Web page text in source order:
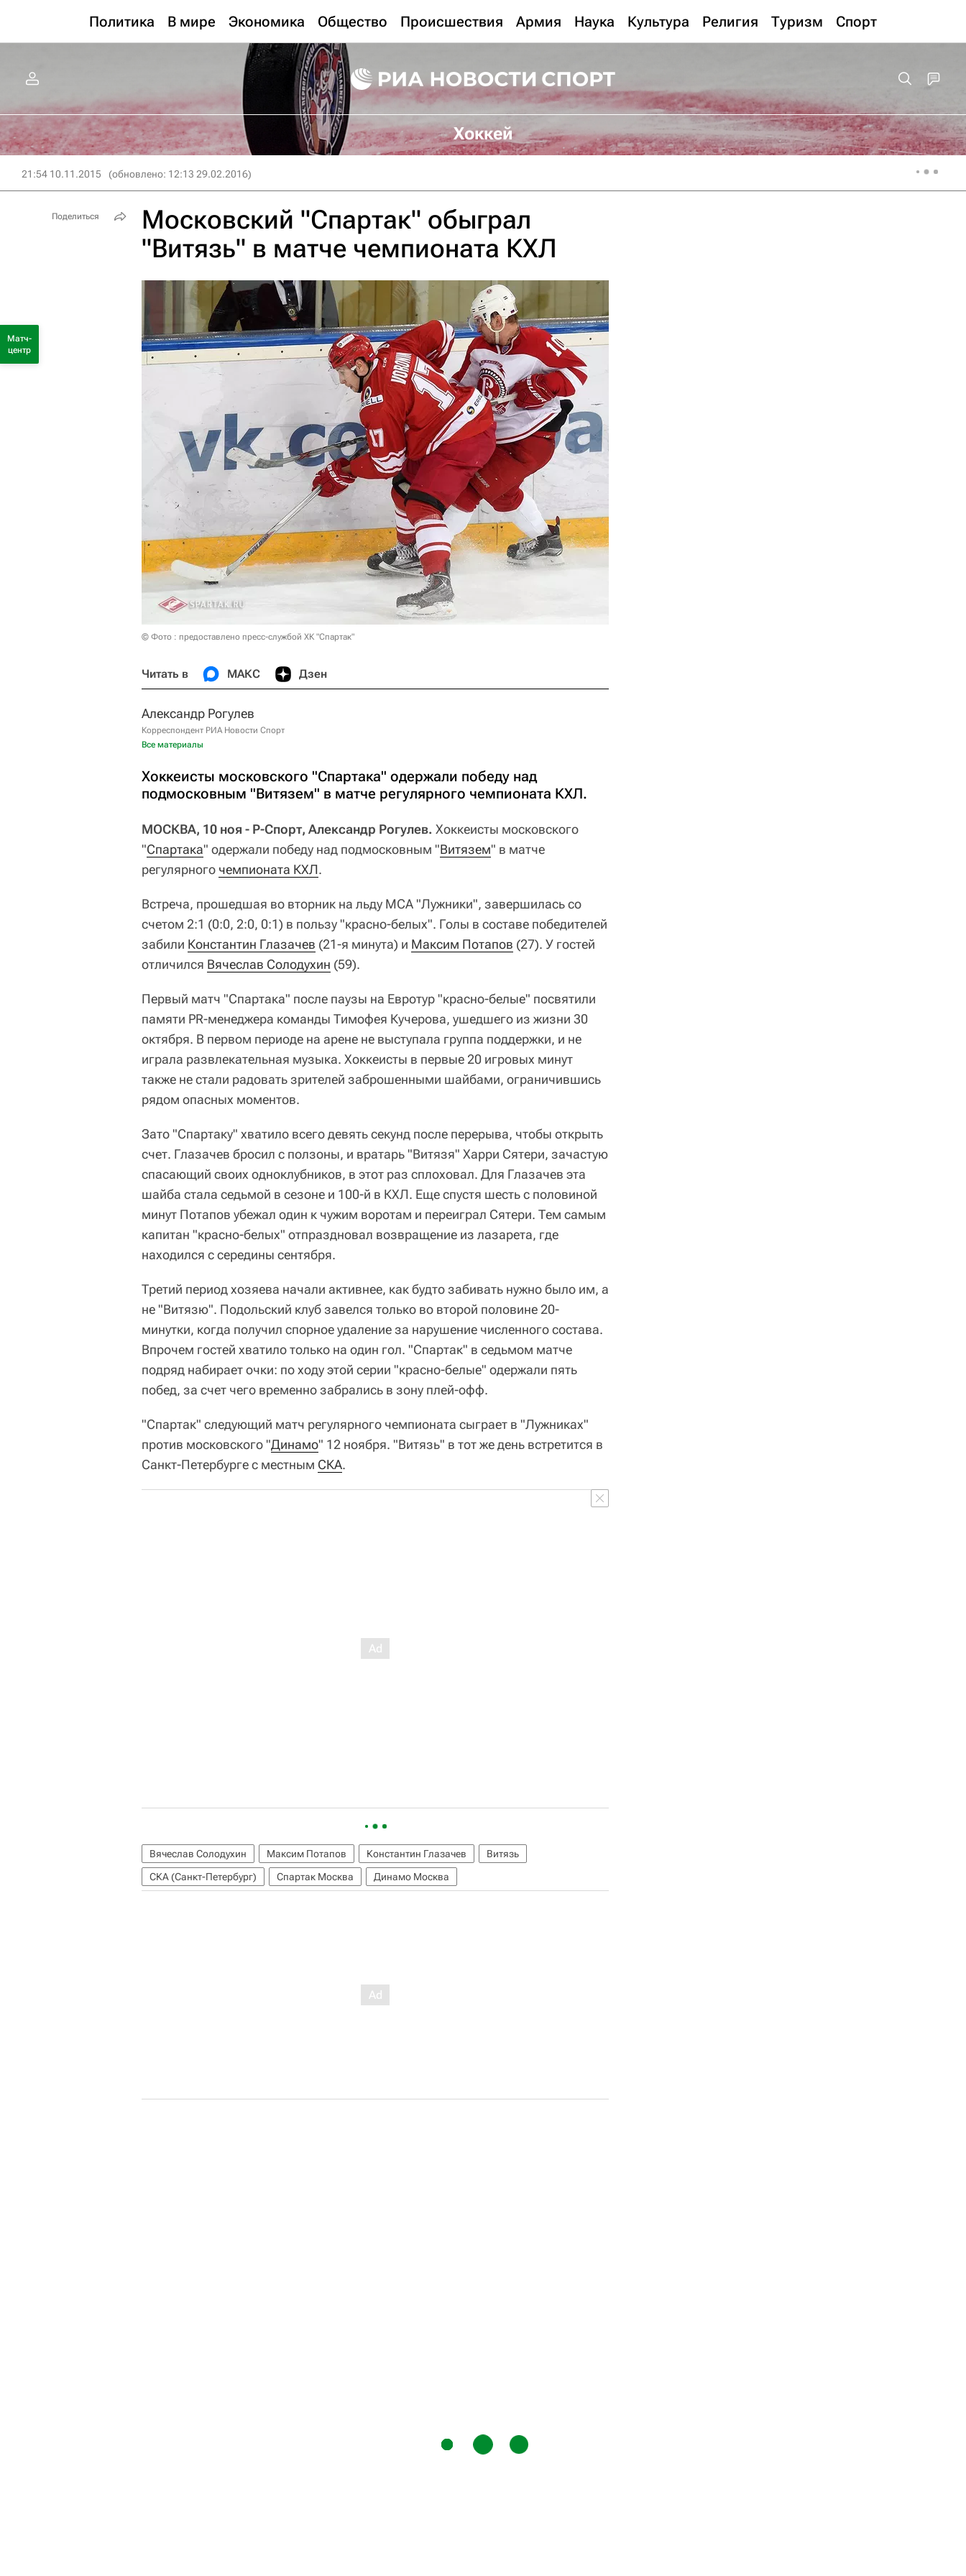
Политика В мире Экономика Общество Происшествия Армия Наука Культура Религия Туризм Спорт
Хоккей
21:54 10.11.2015 (обновлено: 12:13 29.02.2016)
Московский "Спартак" обыграл
"Витязь" в матче чемпионата КХЛ
© Фото : предоставлено пресс-службой ХК "Спартак"
Читать в МАКС Дзен
Александр Рогулев
Корреспондент РИА Новости Спорт
Все материалы
Хоккеисты московского "Спартака" одержали победу над
подмосковным "Витязем" в матче регулярного чемпионата КХЛ.
МОСКВА, 10 ноя - Р-Спорт, Александр Рогулев. Хоккеисты московского
"Спартака" одержали победу над подмосковным "Витязем" в матче
регулярного чемпионата КХЛ.
Встреча, прошедшая во вторник на льду МСА "Лужники", завершилась со
счетом 2:1 (0:0, 2:0, 0:1) в пользу "красно-белых". Голы в составе победителей
забили Константин Глазачев (21-я минута) и Максим Потапов (27). У гостей
отличился Вячеслав Солодухин (59).
Первый матч "Спартака" после паузы на Евротур "красно-белые" посвятили
памяти PR-менеджера команды Тимофея Кучерова, ушедшего из жизни 30
октября. В первом периоде на арене не выступала группа поддержки, и не
играла развлекательная музыка. Хоккеисты в первые 20 игровых минут
также не стали радовать зрителей заброшенными шайбами, ограничившись
рядом опасных моментов.
Зато "Спартаку" хватило всего девять секунд после перерыва, чтобы открыть
счет. Глазачев бросил с ползоны, и вратарь "Витязя" Харри Сятери, зачастую
спасающий своих одноклубников, в этот раз сплоховал. Для Глазачев эта
шайба стала седьмой в сезоне и 100-й в КХЛ. Еще спустя шесть с половиной
минут Потапов убежал один к чужим воротам и переиграл Сятери. Тем самым
капитан "красно-белых" отпраздновал возвращение из лазарета, где
находился с середины сентября.
Третий период хозяева начали активнее, как будто забивать нужно было им, а
не "Витязю". Подольский клуб завелся только во второй половине 20-
минутки, когда получил спорное удаление за нарушение численного состава.
Впрочем гостей хватило только на один гол. "Спартак" в седьмом матче
подряд набирает очки: по ходу этой серии "красно-белые" одержали пять
побед, за счет чего временно забрались в зону плей-офф.
"Спартак" следующий матч регулярного чемпионата сыграет в "Лужниках"
против московского "Динамо" 12 ноября. "Витязь" в тот же день встретится в
Санкт-Петербурге с местным СКА.
Вячеслав Солодухин Максим Потапов Константин Глазачев
Витязь
СКА (Санкт-Петербург)
Спартак Москва Динамо Москва
Поделиться
Матч-
центр